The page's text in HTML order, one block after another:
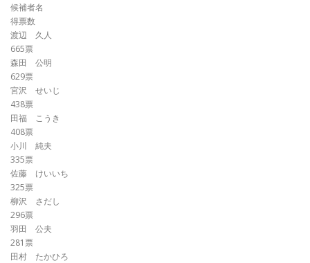
候補者名
得票数
渡辺 久人
665票
森田 公明
629票
宮沢 せいじ
438票
田福 こうき
408票
小川 純夫
335票
佐藤 けいいち
325票
柳沢 さだし
296票
羽田 公夫
281票
田村 たかひろ